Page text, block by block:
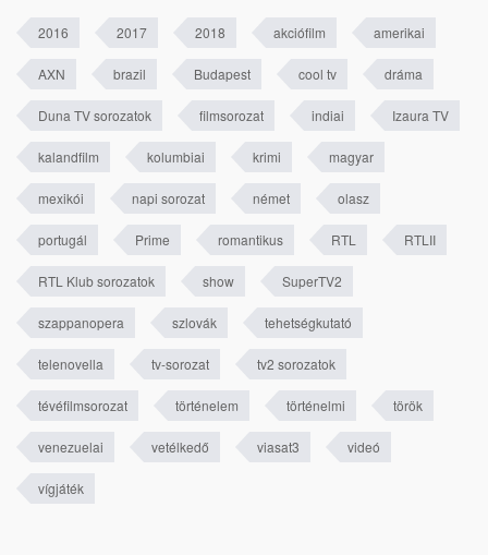
2016 2017 2018 akciófilm amerikai
AXN brazil Budapest cool tv dráma
Duna TV sorozatok filmsorozat indiai Izaura TV
kalandfilm kolumbiai krimi magyar
mexikói napi sorozat német olasz
portugál Prime romantikus RTL RTLII
RTL Klub sorozatok show SuperTV2
szappanopera szlovák tehetségkutató
telenovella tv-sorozat tv2 sorozatok
tévéfilmsorozat történelem történelmi török
venezuelai vetélkedő viasat3 videó
vígjáték